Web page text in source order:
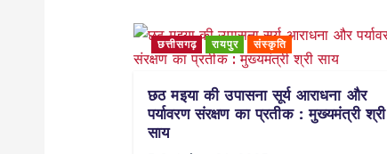
छत्तीसगढ़ रायपुर संस्कृति
छठ मइया की उपासना सूर्य आराधना और
पर्यावरण संरक्षण का प्रतीक : मुख्यमंत्री श्री
साय